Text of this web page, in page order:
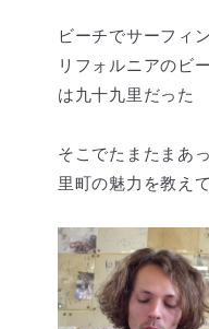
ビーチでサーフィ
リフォルニアのビ
は九十九里だった
そこでたまたまあ
里町の魅力を教え